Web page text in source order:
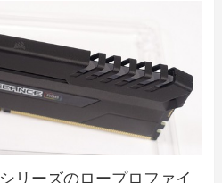
リーズのロープロファイ